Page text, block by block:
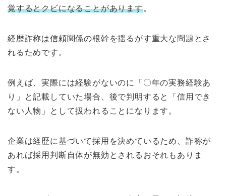
覚するとクビになることがあります。
経歴詐称は信頼関係の根幹を揺るがす重大な問題とさ
れるためです。
例えば、実際には経験がないのに「〇年の実務経験あ
り」と記載していた場合、後で判明すると「信用でき
ない人物」として扱われることになります。
企業は経歴に基づいて採用を決めているため、詐称が
あれば採用判断自体が無効とされるおそれもありま
す。